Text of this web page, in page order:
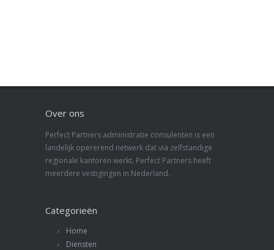
Over ons
Perfect Partners administratie consulenten is een
landelijk opererend netwerk dat via zelfstandige
regionale kantoren werkt. Perfect Partners heeft
meerdere vestigingen in Nederland.
Categorieën
Home
Diensten